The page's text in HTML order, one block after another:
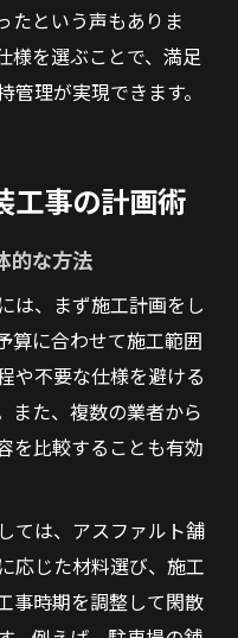
たという声もありま
様を選ぶことで、満足
理が実現できます。
工事の計画術
的な方法
は、まず施工計画をし
算に合わせて施工範囲
や不要な仕様を避ける
また、複数の業者から
を比較することも有効
ては、アスファルト舗
応じた材料選び、施工
事時期を調整して閑散